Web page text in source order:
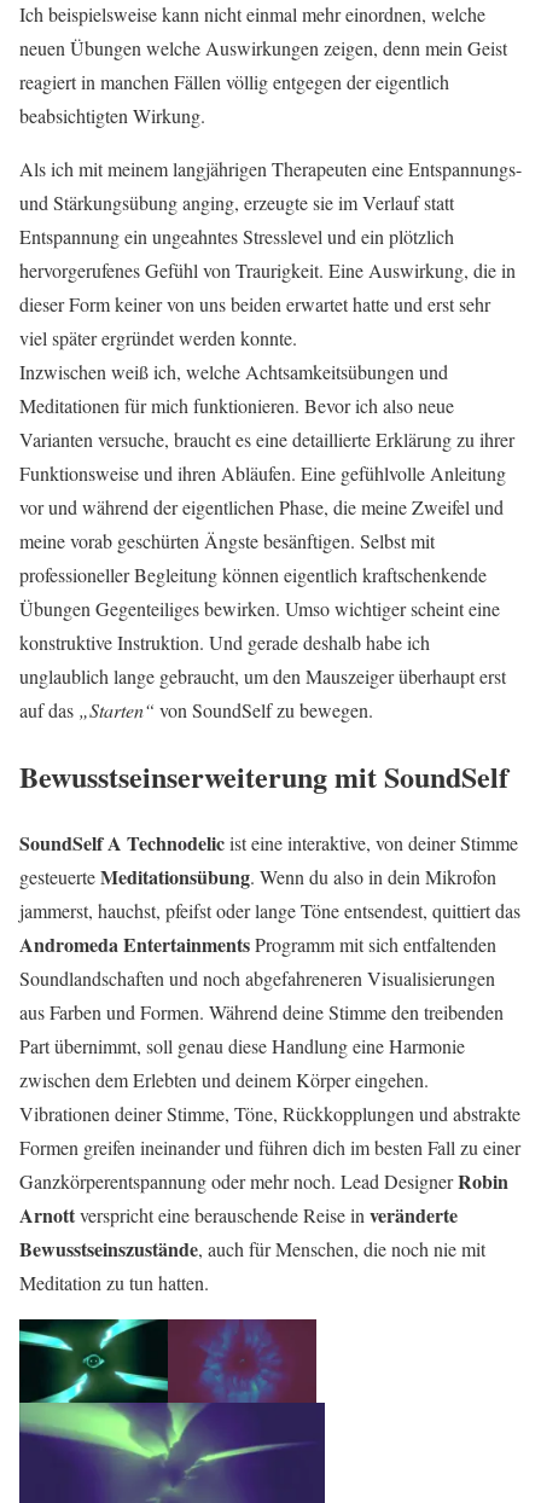
Ich beispielsweise kann nicht einmal mehr einordnen, welche
neuen Übungen welche Auswirkungen zeigen, denn mein Geist
reagiert in manchen Fällen völlig entgegen der eigentlich
beabsichtigten Wirkung.
Als ich mit meinem langjährigen Therapeuten eine Entspannungs-
und Stärkungsübung anging, erzeugte sie im Verlauf statt
Entspannung ein ungeahntes Stresslevel und ein plötzlich
hervorgerufenes Gefühl von Traurigkeit. Eine Auswirkung, die in
dieser Form keiner von uns beiden erwartet hatte und erst sehr
viel später ergründet werden konnte.
Inzwischen weiß ich, welche Achtsamkeitsübungen und
Meditationen für mich funktionieren. Bevor ich also neue
Varianten versuche, braucht es eine detaillierte Erklärung zu ihrer
Funktionsweise und ihren Abläufen. Eine gefühlvolle Anleitung
vor und während der eigentlichen Phase, die meine Zweifel und
meine vorab geschürten Ängste besänftigen. Selbst mit
professioneller Begleitung können eigentlich kraftschenkende
Übungen Gegenteiliges bewirken. Umso wichtiger scheint eine
konstruktive Instruktion. Und gerade deshalb habe ich
unglaublich lange gebraucht, um den Mauszeiger überhaupt erst
auf das „Starten“ von SoundSelf zu bewegen.
Bewusstseinserweiterung mit SoundSelf
SoundSelf A Technodelicist eine interaktive, von deiner Stimme
gesteuerteMeditationsübung. Wenn du also in dein Mikrofon
jammerst, hauchst, pfeifst oder lange Töne entsendest, quittiert das
Andromeda EntertainmentsProgramm mit sich entfaltenden
Soundlandschaften und noch abgefahreneren Visualisierungen
aus Farben und Formen. Während deine Stimme den treibenden
Part übernimmt, soll genau diese Handlung eine Harmonie
zwischen dem Erlebten und deinem Körper eingehen.
Vibrationen deiner Stimme, Töne, Rückkopplungen und abstrakte
Formen greifen ineinander und führen dich im besten Fall zu einer
Ganzkörperentspannung oder mehr noch. Lead DesignerRobin
Arnottverspricht eine berauschende Reise in veränderte
Bewusstseinszustände, auch für Menschen, die noch nie mit
Meditation zu tun hatten.